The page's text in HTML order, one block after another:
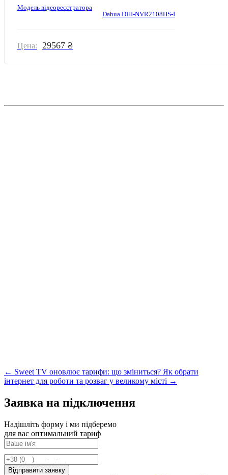
Модель відеореєстратора
Dahua DHI-NVR2108HS-I
Цена: 29567 ₴
← Sweet TV оновлює тарифи: що зміниться? Як обрати
інтернет для роботи та розваг у великому місті →
Заявка на підключення
Надішліть форму і ми підберемо
для вас оптимальний тариф